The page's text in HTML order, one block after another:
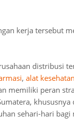
kerja tersebut
distribusi
, alat kesehatan
memiliki peran
khususnya
sehari-hari bagi